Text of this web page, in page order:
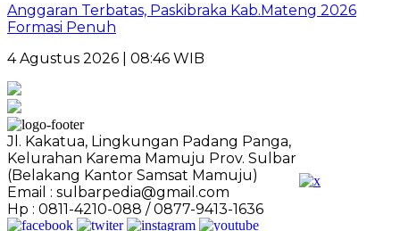
Anggaran Terbatas, Paskibraka Kab.Mateng 2026
Formasi Penuh
4 Agustus 2026 | 08:46 WIB
Jl. Kakatua, Lingkungan Padang Panga,
Kelurahan Karema Mamuju Prov. Sulbar
(Belakang Kantor Samsat Mamuju)
Email : sulbarpedia@gmail.com
Hp : 0811-4210-088 / 0877-9413-1636